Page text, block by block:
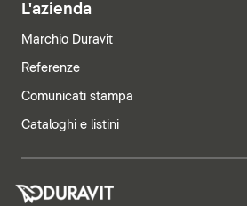
L'azienda
Marchio Duravit
Referenze
Comunicati stampa
Cataloghi e listini